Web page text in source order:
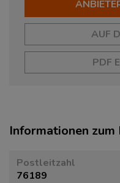
AUF
PDF
Informationen
Postleitzahl
76189